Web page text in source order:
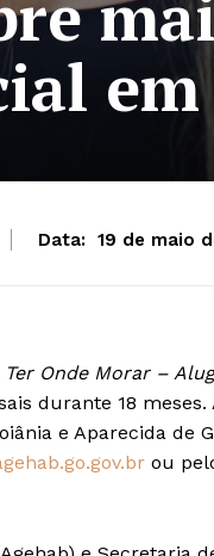
Data: 19 de maio
Ter Onde Morar –
durante 18 meses.
e Aparecida de
ou